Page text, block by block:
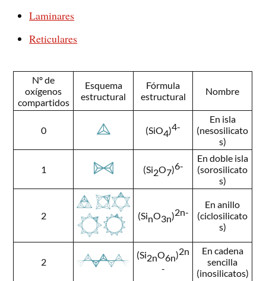
Laminares
Reticulares
Nº de
oxígenos
compartidos
Esquema
estructural
Fórmula
estructural
Nombre
0 (SiO4)4-
En isla
(nesosilicato
s)
1 (Si2O7)6-
En doble isla
(sorosilicato
s)
2 (SinO3n)2n-
En anillo
(ciclosilicato
s)
2
(Si2nO6n)2n
-
En cadena
sencilla
(inosilicatos)